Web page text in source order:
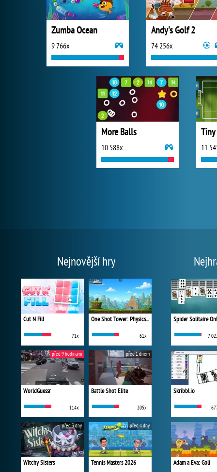
Zumba Ocean
9 766x
Andy's Golf 2
74 256x
More Balls
10 588x 11
Nejnovější hry
Cut N Fill
71x
One Shot Tower: Physics Destroyer
61x
WorldGuessr
114x
před 9 hodinami
Battle Shot Elite
205x
před 1 dnem
Witchy Sisters
před 3 dny
Tennis Masters 2026
před 4 dny
Spider Solitaire
7
Skribbl.io
Adam a Eva: Golf